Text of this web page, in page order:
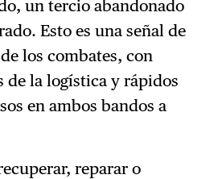
un tercio abandonado
Esto es una señal de
los combates, con
de la logística y rápidos
en ambos bandos a
reparar o